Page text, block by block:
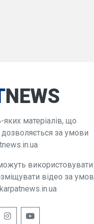
NEWS
матеріалів, що
дозволяється за умови
використовувати
відео за